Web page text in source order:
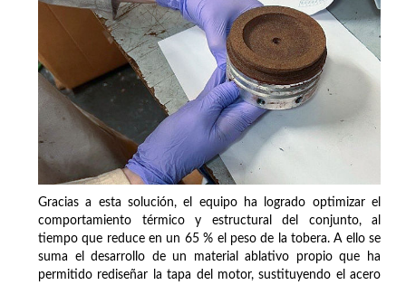
Gracias a esta solución, el equipo ha logrado optimizar el
comportamiento térmico y estructural del conjunto, al
tiempo que reduce en un 65 % el peso de la tobera. A ello se
suma el desarrollo de un material ablativo propio que ha
permitido rediseñar la tapa del motor, sustituyendo el acero